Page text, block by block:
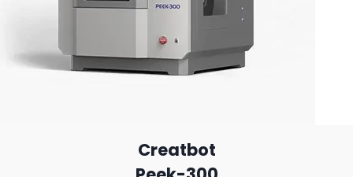
Creatbot